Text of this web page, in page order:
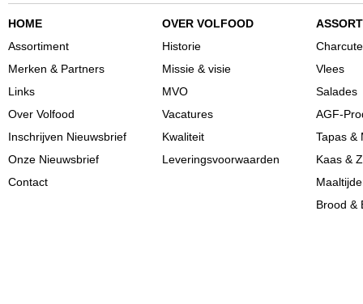
HOME
Assortiment
Merken & Partners
Links
Over Volfood
Inschrijven Nieuwsbrief
Onze Nieuwsbrief
Contact
OVER VOLFOOD
Historie
Missie & visie
MVO
Vacatures
Kwaliteit
Leveringsvoorwaarden
Vlees
Salades
AGF-
Tapas &
Kaas &
Brood &